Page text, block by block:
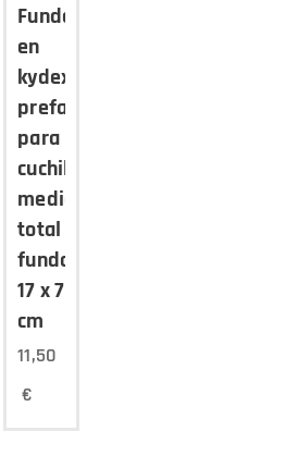
Funda
en
kydex
prefabricada
para
cuchillo,
medida
total
funda
17 x 7
cm
11,50
€